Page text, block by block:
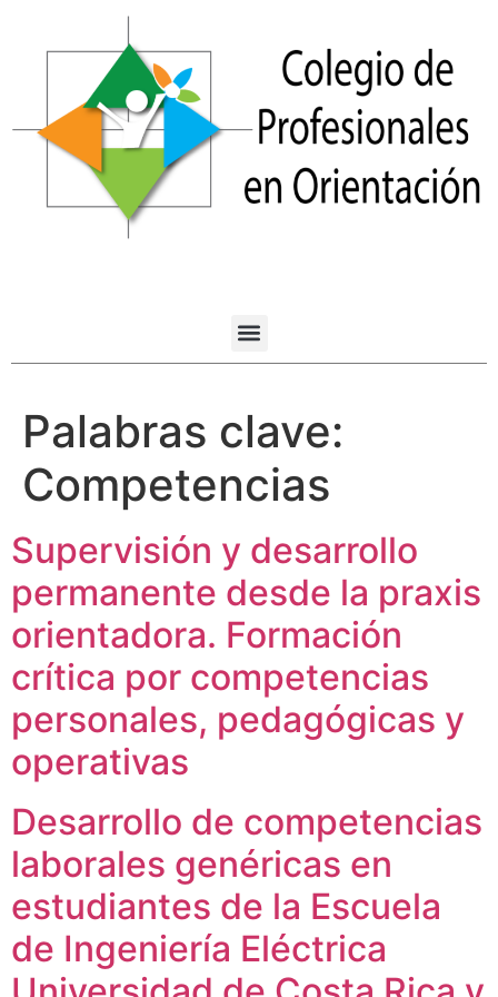
Palabras clave:
Competencias
Supervisión y desarrollo
permanente desde la praxis
orientadora. Formación
crítica por competencias
personales, pedagógicas y
operativas
Desarrollo de competencias
laborales genéricas en
estudiantes de la Escuela
de Ingeniería Eléctrica